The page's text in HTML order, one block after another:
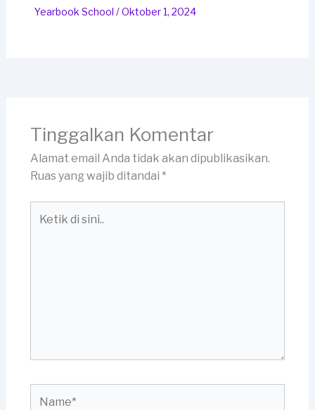
Yearbook School /Oktober 1, 2024
Tinggalkan Komentar
Alamat email Anda tidak akan dipublikasikan.
Ruas yang wajib ditandai *